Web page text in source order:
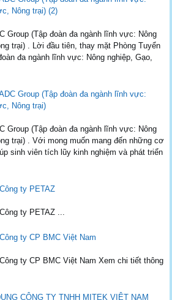
Nông trại) (2)
Group (Tập đoàn đa ngành lĩnh vực: Nông
trại) . Lời đầu tiên, thay mặt Phòng Tuyển
đa ngành lĩnh vực: Nông nghiệp, Gạo,
Group (Tập đoàn đa ngành lĩnh vực:
Nông trại)
Group (Tập đoàn đa ngành lĩnh vực: Nông
trại) . Với mong muốn mang đến những cơ
sinh viên tích lũy kinh nghiệm và phát triển
ty PETAZ
ty PETAZ ...
ty CP BMC Việt Nam
ty CP BMC Việt Nam Xem chi tiết thông
CÔNG TY TNHH MITEK VIỆT NAM